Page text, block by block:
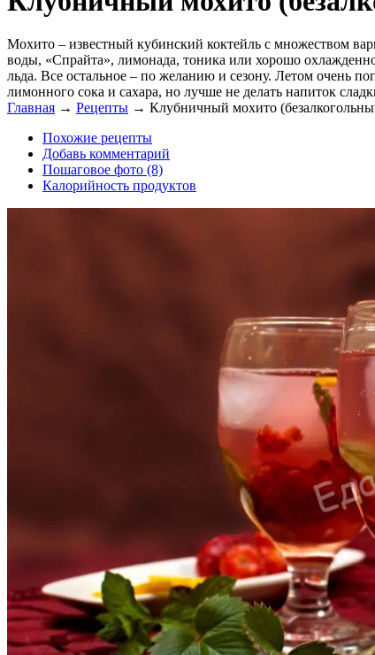
Мохито – известный кубинский коктейль с множеством
воды, «Спрайта», лимонада, тоника или хорошо
льда. Все остальное – по желанию и сезону. Летом очень
лимонного сока и сахара, но лучше не делать напиток
Главная → Рецепты → Клубничный мохито
Похожие рецепты
Добавь комментарий
Пошаговое фото (8)
Калорийность продуктов